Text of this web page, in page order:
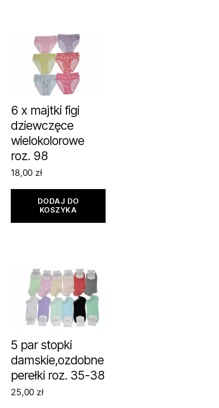
6 x majtki figi
dziewczęce
wielokolorowe
roz. 98
18,00 zł
DODAJ DO
KOSZYKA
5 par stopki
damskie,ozdobne
perełki roz. 35-38
25,00 zł